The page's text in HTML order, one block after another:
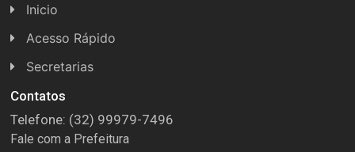
Inicio
Acesso Rápido
Concursos
Conselhos
Espera Feliz Antigamente
Secretarias
Licitações
Secretaria de Esportes
Contatos
Telefone: (32) 99979-7496
Fale com a Prefeitura